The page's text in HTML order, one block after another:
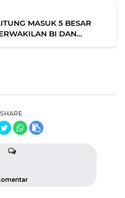
MASUK 5 BESAR
BI DAN
SHARE